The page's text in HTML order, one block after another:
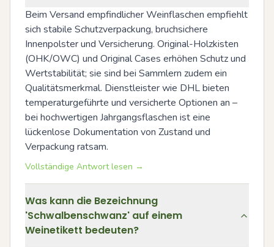
Beim Versand empfindlicher Weinflaschen empfiehlt
sich stabile Schutzverpackung, bruchsichere
Innenpolster und Versicherung. Original-Holzkisten
(OHK/OWC) und Original Cases erhöhen Schutz und
Wertstabilität; sie sind bei Sammlern zudem ein
Qualitätsmerkmal. Dienstleister wie DHL bieten
temperaturgeführte und versicherte Optionen an –
bei hochwertigen Jahrgangsflaschen ist eine
lückenlose Dokumentation von Zustand und
Verpackung ratsam.
Vollständige Antwort lesen →
Was kann die Bezeichnung
'Schwalbenschwanz' auf einem
Weinetikett bedeuten?